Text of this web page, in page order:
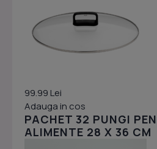
99.99 Lei
Adauga in cos
PACHET 32 PUNGI
ALIMENTE 28 X 36 CM